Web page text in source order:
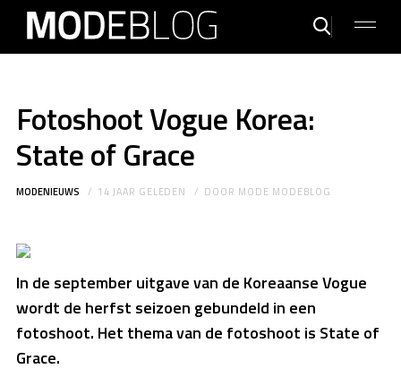
Fotoshoot Vogue Korea:
State of Grace
MODENIEUWS 14 JAAR GELEDEN DOOR MODE MODEBLOG
In de september uitgave van de Koreaanse Vogue
wordt de herfst seizoen gebundeld in een
fotoshoot. Het thema van de fotoshoot is State of
Grace.